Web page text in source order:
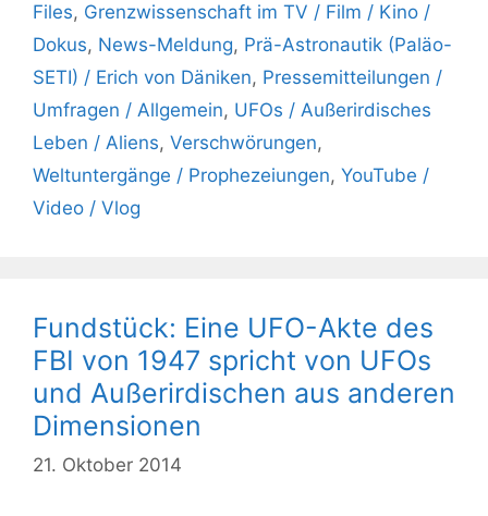
Files, Grenzwissenschaft im TV / Film / Kino /
Dokus, News-Meldung, Prä-Astronautik (Paläo-
SETI) / Erich von Däniken, Pressemitteilungen /
Umfragen / Allgemein, UFOs / Außerirdisches
Leben / Aliens, Verschwörungen,
Weltuntergänge / Prophezeiungen, YouTube /
Video / Vlog
Fundstück: Eine UFO-Akte des
FBI von 1947 spricht von UFOs
und Außerirdischen aus anderen
Dimensionen
21. Oktober 2014